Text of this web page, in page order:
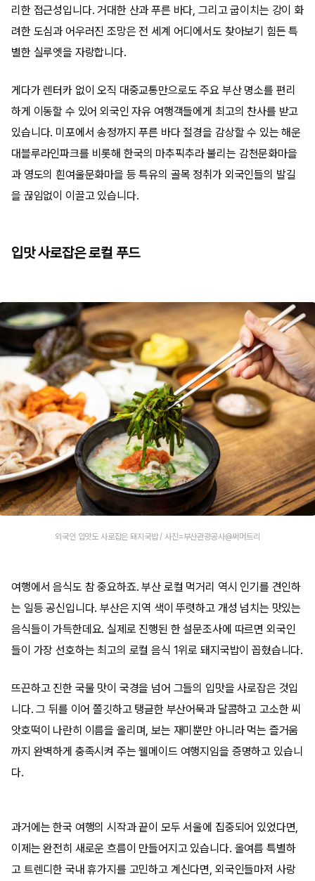
리한 접근성입니다. 거대한 산과 푸른 바다, 그리고 굽이치는 강이 화
려한 도심과 어우러진 조망은 전 세계 어디에서도 찾아보기 힘든 특
별한 실루엣을 자랑합니다.
게다가 렌터카 없이 오직 대중교통만으로도 주요 부산 명소를 편리
하게 이동할 수 있어 외국인 자유 여행객들에게 최고의 찬사를 받고
있습니다. 미포에서 송정까지 푸른 바다 절경을 감상할 수 있는 해운
대블루라인파크를 비롯해 한국의 마추픽추라 불리는 감천문화마을
과 영도의 흰여울문화마을 등 특유의 골목 정취가 외국인들의 발길
을 끊임없이 이끌고 있습니다.
입맛 사로잡은 로컬 푸드
외국인 입맛도 사로잡은 돼지국밥 / 사진=부산관광공사@써머트리
여행에서 음식도 참 중요하죠. 부산 로컬 먹거리 역시 인기를 견인하
는 일등 공신입니다. 부산은 지역 색이 뚜렷하고 개성 넘치는 맛있는
음식들이 가득한데요. 실제로 진행된 한 설문조사에 따르면 외국인
들이 가장 선호하는 최고의 로컬 음식 1위로 돼지국밥이 꼽혔습니다.
뜨끈하고 진한 국물 맛이 국경을 넘어 그들의 입맛을 사로잡은 것입
니다. 그 뒤를 이어 쫄깃하고 탱글한 부산어묵과 달콤하고 고소한 씨
앗호떡이 나란히 이름을 올리며, 보는 재미뿐만 아니라 먹는 즐거움
까지 완벽하게 충족시켜 주는 웰메이드 여행지임을 증명하고 있습니
다.
과거에는 한국 여행의 시작과 끝이 모두 서울에 집중되어 있었다면,
이제는 완전히 새로운 흐름이 만들어지고 있습니다. 올여름 특별하
고 트렌디한 국내 휴가지를 고민하고 계신다면, 외국인들마저 사랑